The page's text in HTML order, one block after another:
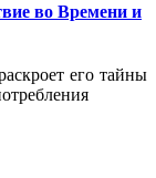
во Времени и
его тайны